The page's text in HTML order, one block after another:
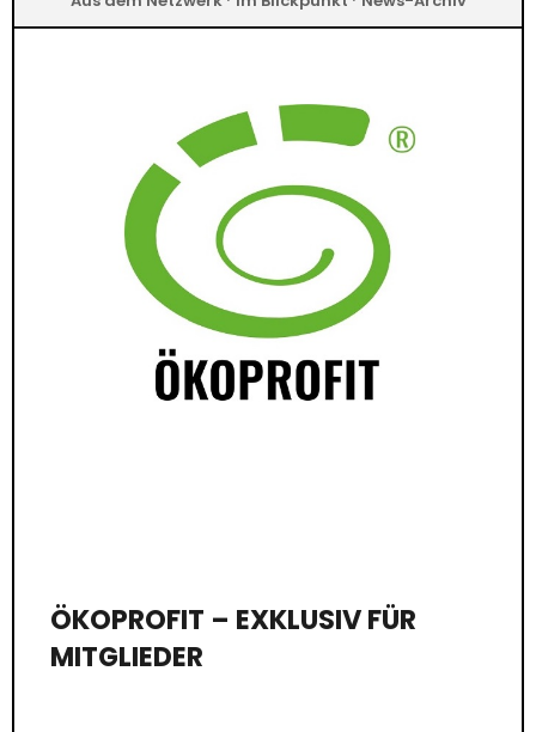
ÖKOPROFIT – EXKLUSIV FÜR
MITGLIEDER